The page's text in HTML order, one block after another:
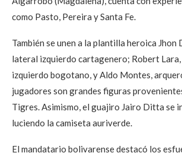
como Pasto, Pereira y Santa Fe.
También se unen a la plantilla heroica
lateral izquierdo cartagenero; Robert
izquierdo bogotano, y Aldo Montes,
jugadores son grandes figuras
Tigres. Asimismo, el guajiro Jairo Ditta se
luciendo la camiseta auriverde.
El mandatario bolivarense destacó los